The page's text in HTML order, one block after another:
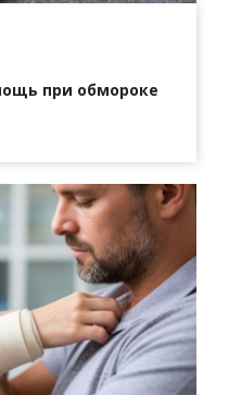
при обмороке